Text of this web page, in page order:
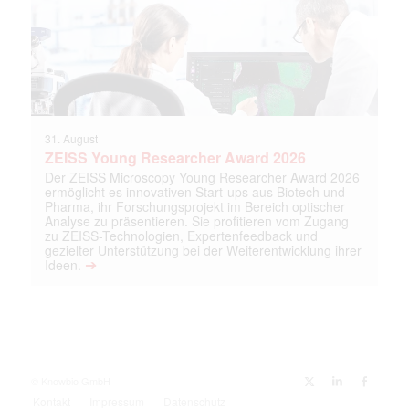
31. August
ZEISS Young Researcher Award 2026
Der ZEISS Microscopy Young Researcher Award 2026
ermöglicht es innovativen Start-ups aus Biotech und
Pharma, ihr Forschungsprojekt im Bereich optischer
Analyse zu präsentieren. Sie profitieren vom Zugang
zu ZEISS-Technologien, Expertenfeedback und
gezielter Unterstützung bei der Weiterentwicklung ihrer
Ideen. ➔